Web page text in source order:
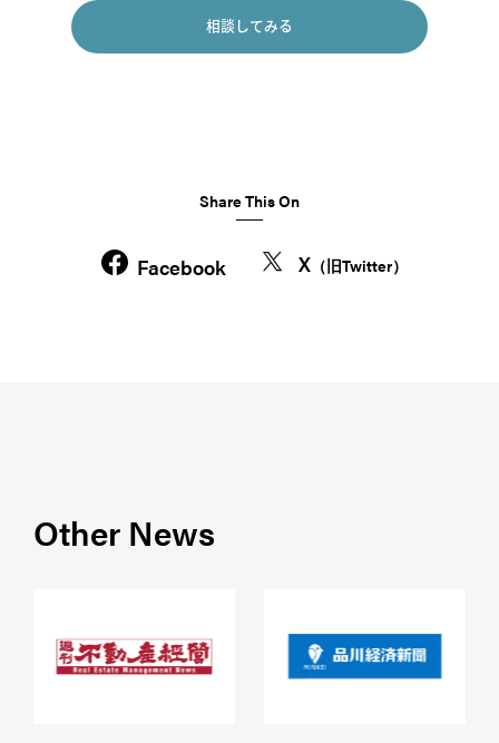
相談してみる
Share This On
Facebook X （旧Twitter）
Other News